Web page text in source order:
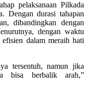
pelaksanaan Pilkada
Dengan durasi tahapan
dibandingkan dengan
dengan waktu
dalam meraih hati
tersentuh, namun jika
bisa berbalik arah,”